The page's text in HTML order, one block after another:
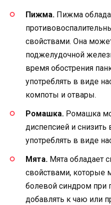
Пижма. Пижма
свойствами. Она
поджелудочной
время обострения
употреблять в виде
компоты и отвары.
Ромашка. Ромашка
диспепсией и
употреблять в виде
Мята. Мята обладает
свойствами, которые
болевой синдром при
добавлять к чаю или